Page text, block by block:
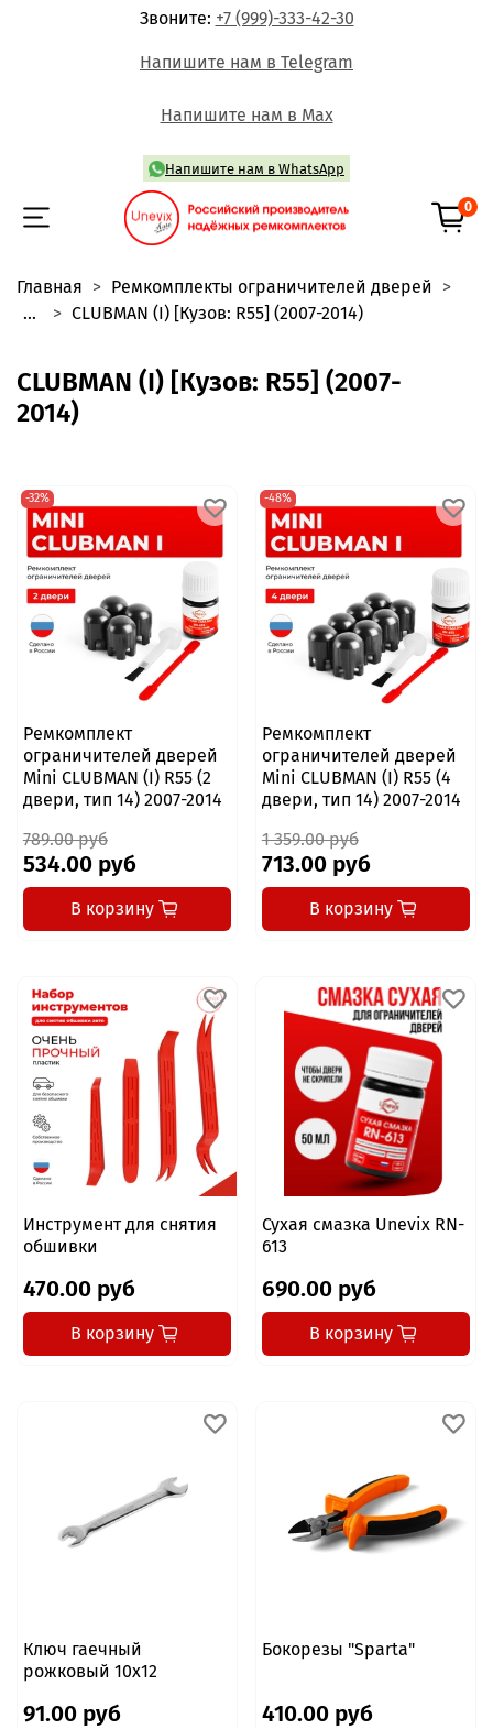
Звоните: +7 (999)-333-42-30
Напишите нам в Telegram
Напишите нам в Max
Напишите нам в WhatsApp
0
Главная
Ремкомплекты ограничителей дверей
...
CLUBMAN (I) [Кузов: R55] (2007-2014)
CLUBMAN (I) [Кузов: R55] (2007-
2014)
-32%
Ремкомплект
ограничителей дверей
Mini CLUBMAN (I) R55 (2
двери, тип 14) 2007-2014
789.00 руб
534.00 руб
В корзину
-48%
Ремкомплект
ограничителей дверей
Mini CLUBMAN (I) R55 (4
двери, тип 14) 2007-2014
1 359.00 руб
713.00 руб
В корзину
Инструмент для снятия
обшивки
470.00 руб
В корзину
Сухая смазка Unevix RN-
613
690.00 руб
В корзину
Ключ гаечный
рожковый 10x12
91.00 руб
Бокорезы "Sparta"
410.00 руб